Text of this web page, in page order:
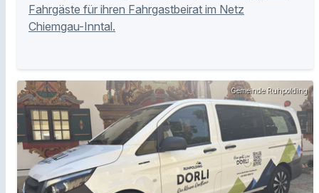
Fahrgäste für ihren Fahrgastbeirat im Netz
Chiemgau-Inntal.
Gemeinde Ruhpolding